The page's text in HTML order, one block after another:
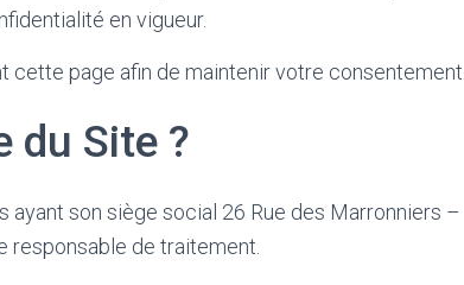
en vigueur.
cette page afin de maintenir votre consentement.
du Site ?
son siège social 26 Rue des Marronniers –
responsable de traitement.